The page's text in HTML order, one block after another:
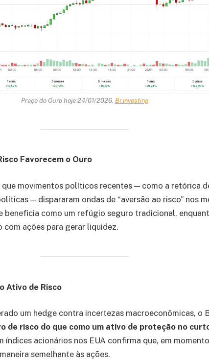
Preço do Ouro hoje 24/01/2026. Br.investing
Favorecem o Ouro
movimentos políticos recentes — como a retórica
— dispararam ondas de “aversão ao risco” nos
beneficia como um refúgio seguro tradicional,
ações para gerar liquidez.
Ativo de Risco
um hedge contra incertezas macroeconômicas, o
de risco do que como um ativo de proteção no
acionários nos EUA confirma que, em
semelhante às ações.